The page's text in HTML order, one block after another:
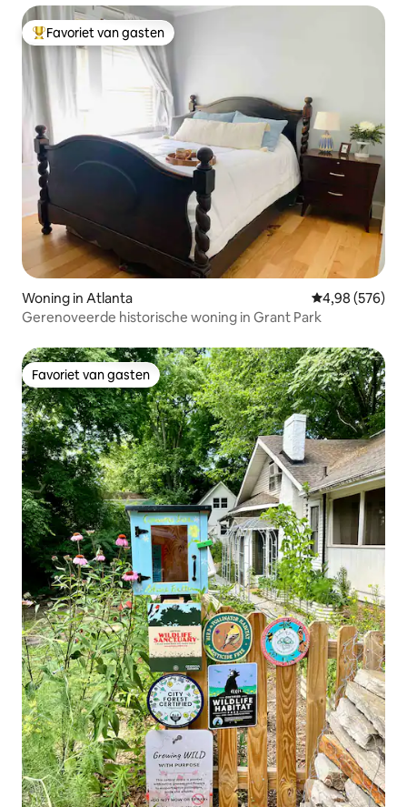
Topfavoriet van gasten
Favoriet van gasten
Woning in Atlanta Gemiddelde
4,98 (576)
Gerenoveerde historische woning in Grant Park
Favoriet van gasten
Favoriet van gasten